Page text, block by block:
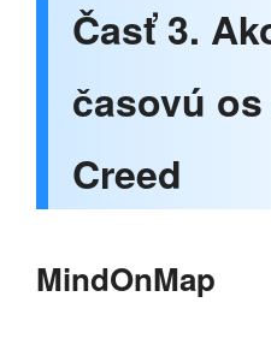
Časť 3.
časovú
Creed
MindOnMap